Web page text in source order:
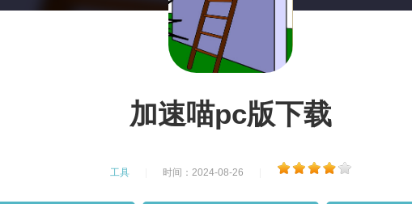
加速喵pc版下载
工具 时间：2024-08-26